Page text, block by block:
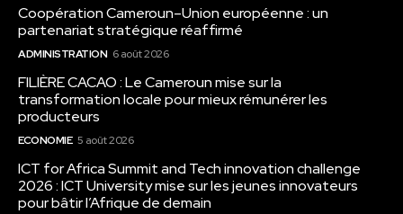
Coopération Cameroun–Union européenne : un
partenariat stratégique réaffirmé
ADMINISTRATION 6 août 2026
FILIÈRE CACAO : Le Cameroun mise sur la
transformation locale pour mieux rémunérer les
producteurs
ECONOMIE 5 août 2026
ICT for Africa Summit and Tech innovation challenge
2026 : ICT University mise sur les jeunes innovateurs
pour bâtir l’Afrique de demain